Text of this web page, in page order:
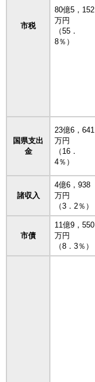
市税
80億5，152
万円
（55．
8％）
国県支出
金
23億6，641
万円
（16．
4％）
諸収入
4億6，938
万円
（3．2％）
市債
11億9，550
万円
（8．3％）